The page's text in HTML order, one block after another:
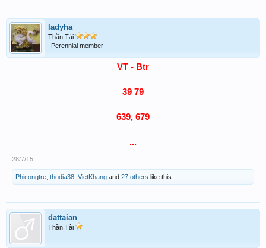
ladyha
Thần Tài
Perennial member
VT - Btr
39 79
639, 679
...
28/7/15
Phicongtre thodia38 VietKhang and 27 others like this.
dattaian
Thần Tài